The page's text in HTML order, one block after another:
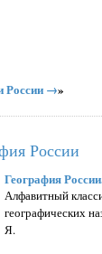
России →»
России
География
Алфавитный
географических
Я.